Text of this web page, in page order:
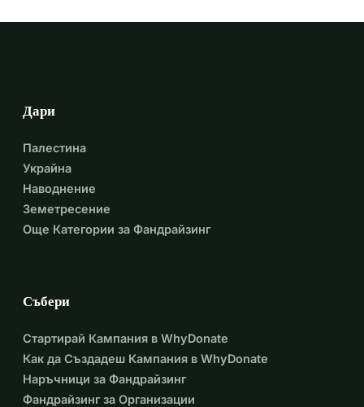
Дари
Палестина
Украйна
Наводнение
Земетресение
Още Категории за Фандрайзинг
Събери
Стартирай Кампания в WhyDonate
Как да Създадеш Кампания в WhyDonate
Наръчници за Фандрайзинг
Фандрайзинг за Организации